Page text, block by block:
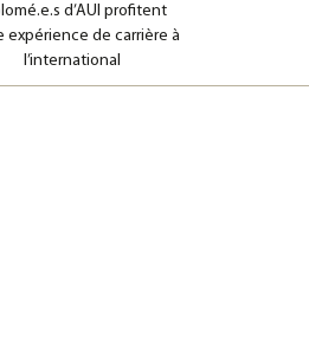
In Governance Development And
d’AUI profitent
expérience de carrière à
l’international